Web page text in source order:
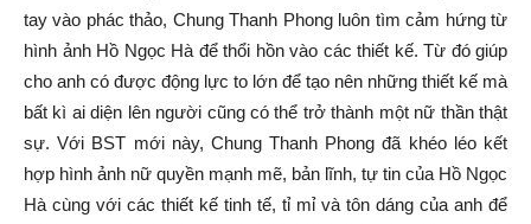
tay vào phác thảo, Chung Thanh Phong luôn tìm cảm hứng từ
hình ảnh Hồ Ngọc Hà để thổi hồn vào các thiết kế. Từ đó giúp
cho anh có được động lực to lớn để tạo nên những thiết kế mà
bất kì ai diện lên người cũng có thể trở thành một nữ thần thật
sự. Với BST mới này, Chung Thanh Phong đã khéo léo kết
hợp hình ảnh nữ quyền mạnh mẽ, bản lĩnh, tự tin của Hồ Ngọc
Hà cùng với các thiết kế tinh tế, tỉ mỉ và tôn dáng của anh để